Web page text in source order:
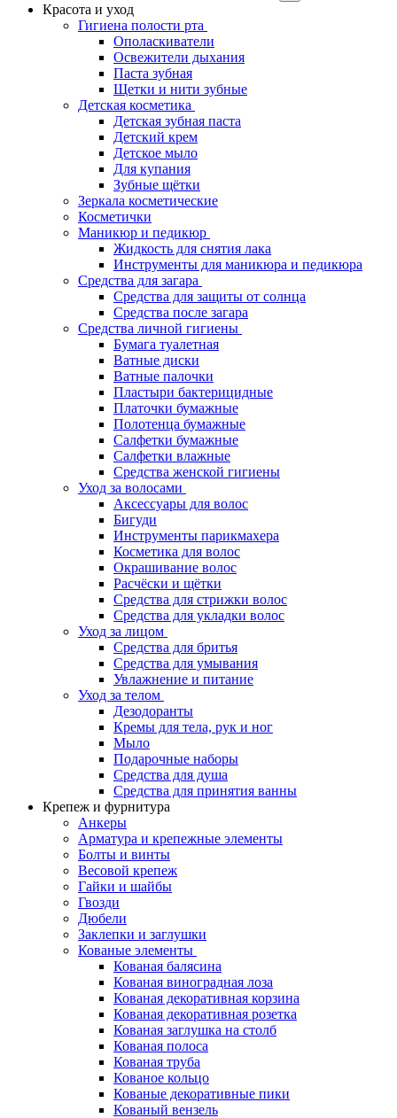
Красота и уход
Гигиена полости рта
Ополаскиватели
Освежители дыхания
Паста зубная
Щетки и нити зубные
Детская косметика
Детская зубная паста
Детский крем
Детское мыло
Для купания
Зубные щётки
Зеркала косметические
Косметички
Маникюр и педикюр
Жидкость для снятия лака
Инструменты для маникюра и педикюра
Средства для загара
Средства для защиты от солнца
Средства после загара
Средства личной гигиены
Бумага туалетная
Ватные диски
Ватные палочки
Пластыри бактерицидные
Платочки бумажные
Полотенца бумажные
Салфетки бумажные
Салфетки влажные
Средства женской гигиены
Уход за волосами
Аксессуары для волос
Бигуди
Инструменты парикмахера
Косметика для волос
Окрашивание волос
Расчёски и щётки
Средства для стрижки волос
Средства для укладки волос
Уход за лицом
Средства для бритья
Средства для умывания
Увлажнение и питание
Уход за телом
Дезодоранты
Кремы для тела, рук и ног
Мыло
Подарочные наборы
Средства для душа
Средства для принятия ванны
Крепеж и фурнитура
Анкеры
Арматура и крепежные элементы
Болты и винты
Весовой крепеж
Гайки и шайбы
Гвозди
Дюбели
Заклепки и заглушки
Кованые элементы
Кованая балясина
Кованая виноградная лоза
Кованая декоративная корзина
Кованая декоративная розетка
Кованая заглушка на столб
Кованая полоса
Кованая труба
Кованое кольцо
Кованые декоративные пики
Кованый вензель